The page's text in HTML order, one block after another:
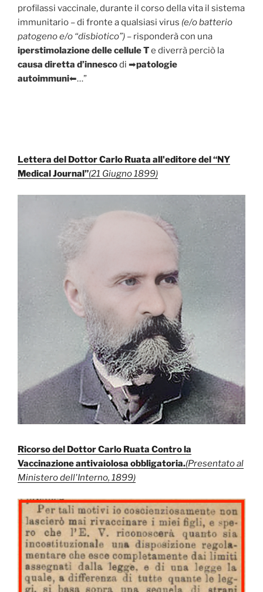
profilassi vaccinale, durante il corso della vita il sistema
immunitario – di fronte a qualsiasi virus (e/o batterio
patogeno e/o “disbiotico”) – risponderà con una
iperstimolazione delle cellule Te diverrà perciò la
causa diretta d’innescodi ➡patologie
autoimmuni⬅…”
Lettera del Dottor Carlo Ruata all'editore del “NY
Medical Journal”(21 Giugno 1899)
Ricorso del Dottor Carlo Ruata Contro la
Vaccinazione antivaiolosa obbligatoria.(Presentato al
Ministero dell'Interno, 1899)